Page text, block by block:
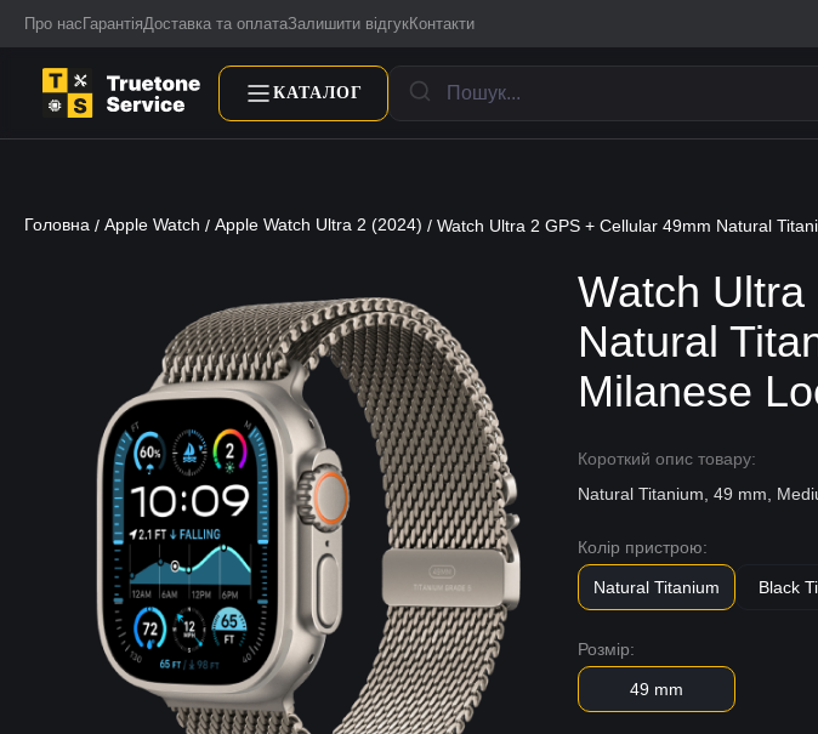
Про нас ГарантіяДоставка та оплатаЗалишити відгукКонтакти
КАТАЛОГ
Головна / Apple Watch / Apple Watch Ultra 2 (2024) / Watch Ultra 2 GPS + Cellular 49mm Natural
Watch
Natural
Milanese
Короткий опис товару:
Natural Titanium, 49 mm,
Колір пристрою:
Natural Titanium Black
Розмір:
49 mm